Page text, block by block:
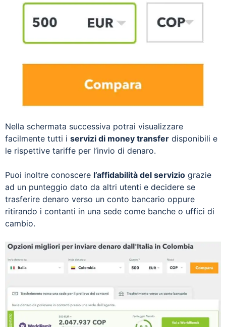
Nella schermata successiva potrai visualizzare
facilmente tutti i servizi di money transfer disponibili e
le rispettive tariffe per l’invio di denaro.
Puoi inoltre conoscere l’affidabilità del servizio grazie
ad un punteggio dato da altri utenti e decidere se
trasferire denaro verso un conto bancario oppure
ritirando i contanti in una sede come banche o uffici di
cambio.